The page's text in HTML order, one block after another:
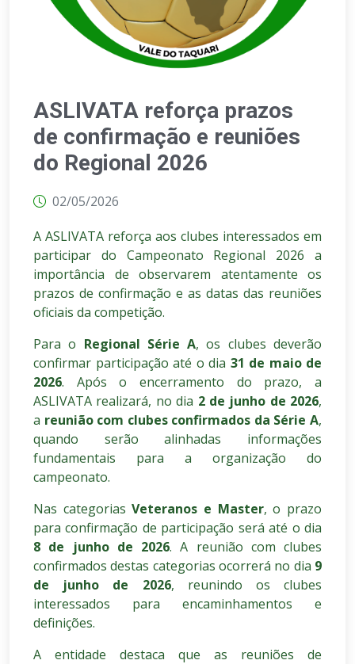
ASLIVATA reforça prazos
de confirmação e reuniões
do Regional 2026
02/05/2026
A ASLIVATA reforça aos clubes interessados em
participar do Campeonato Regional 2026 a
importância de observarem atentamente os
prazos de confirmação e as datas das reuniões
oficiais da competição.
Para o Regional Série A, os clubes deverão
confirmar participação até o dia 31 de maio de
2026. Após o encerramento do prazo, a
ASLIVATA realizará, no dia 2 de junho de 2026,
a reunião com clubes confirmados da Série A,
quando serão alinhadas informações
fundamentais para a organização do
campeonato.
Nas categoriasVeteranos e Master, o prazo
para confirmação de participação será até o dia
8 de junho de 2026. A reunião com clubes
confirmados destas categorias ocorrerá no dia 9
de junho de 2026, reunindo os clubes
interessados para encaminhamentos e
definições.
A entidade destaca que as reuniões de